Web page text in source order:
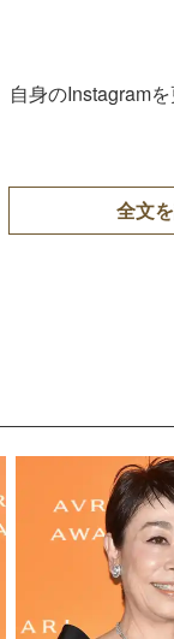
自身のInstagram
全文